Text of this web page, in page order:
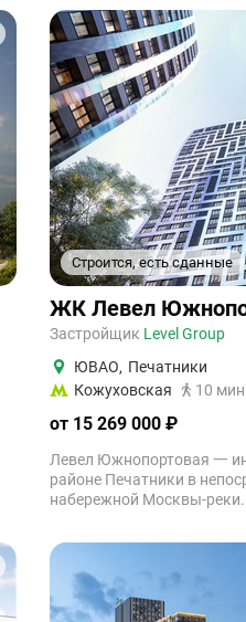
Строится, есть сданные
ЖК Левел
Застройщик Level Group
ЮВАО, Печатники
Кожуховская
10 мин.
от 15 269 000 ₽
Левел Южнопортовая 一
районе Печатники в
набережной Москвы-реки.